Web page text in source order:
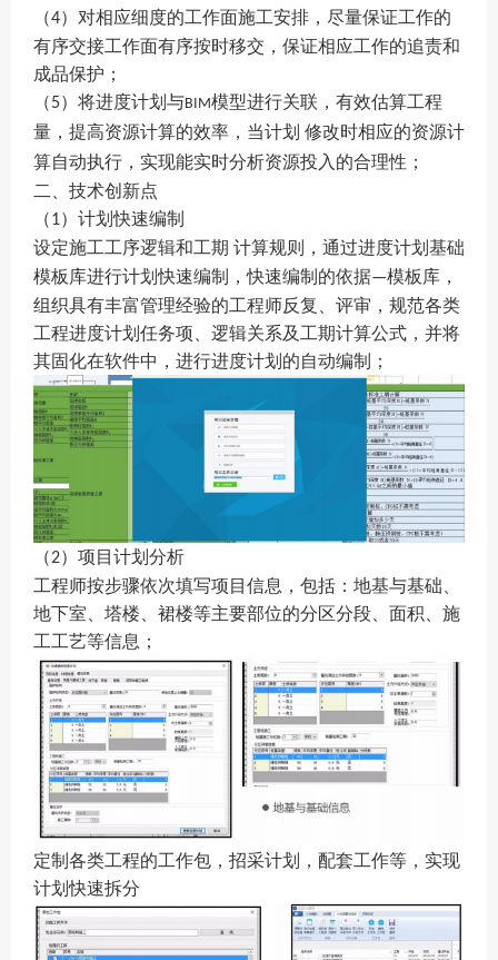
（4） 对相应细度的工作面施工安排，尽量保证工作的
有序交接工作面有序按时移交，保证相应工作的追责和
成品保护；
（5） 将进度计划与BIM模型进行关联，有效估算工程
量，提高资源计算的效率，当计划 修改时相应的资源计
算自动执行，实现能实时分析资源投入的合理性；
二、技术创新点
（1） 计划快速编制
设定施工工序逻辑和工期 计算规则，通过进度计划基础
模板库进行计划快速编制，快速编制的依据—模板库，
组织具有丰富管理经验的工程师反复、评审，规范各类
工程进度计划任务项、逻辑关系及工期计算公式，并将
其固化在软件中，进行进度计划的自动编制；
（2）项目计划分析
工程师按步骤依次填写项目信息，包括：地基与基础、
地下室、塔楼、裙楼等主要部位的分区分段、面积、施
工工艺等信息；
定制各类工程的工作包，招采计划，配套工作等，实现
计划快速拆分